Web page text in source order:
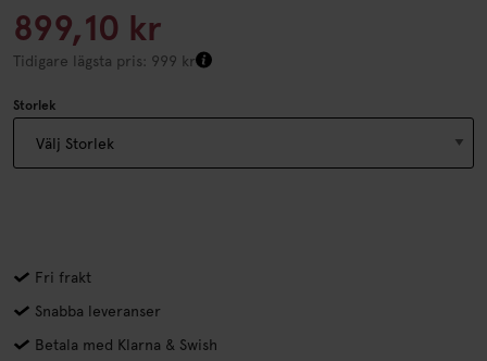
899,10 kr
Tidigare lägsta pris: 999 kr
Storlek
Fri frakt
Snabba leveranser
Betala med Klarna & Swish